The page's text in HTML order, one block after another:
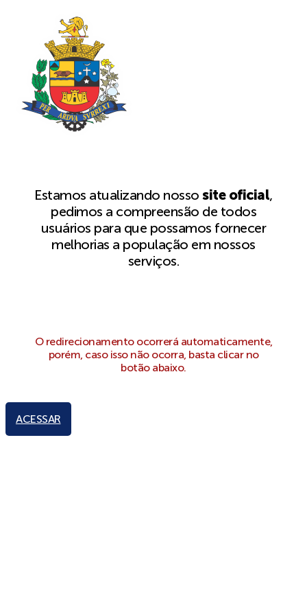
Estamos atualizando nossosite oficial,
pedimos a compreensão de todos
usuários para que possamos fornecer
melhorias a população em nossos
serviços.
O redirecionamento ocorrerá automaticamente,
porém, caso isso não ocorra, basta clicar no
botão abaixo.
ACESSAR